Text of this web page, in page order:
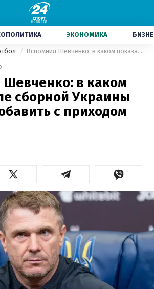
ЭКОНОМИКА
Вспомнил Шевченко: в каком показателе сборной Украины следует добавить с приходом Реброва
Шевченко: в каком
сборной Украины
с приходом